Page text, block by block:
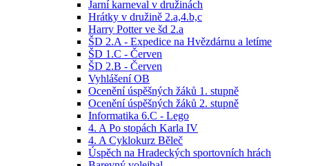
Jarní karneval v družinách
Hrátky v družině 2.a,4.b,c
Harry Potter ve šd 2.a
ŠD 2.A - Expedice na Hvězdárnu a letíme
ŠD 1.C - Červen
ŠD 2.B - Červen
Vyhlášení OB
Ocenění úspěšných žáků 1. stupně
Ocenění úspěšných žáků 2. stupně
Informatika 6.C - Lego
4. A Po stopách Karla IV
4. A Cyklokurz Běleč
Úspěch na Hradeckých sportovních hrách